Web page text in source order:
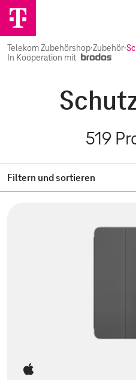
Telekom Zubehörshop·Zubehör·
In Kooperation mit
519
Filtern und sortieren